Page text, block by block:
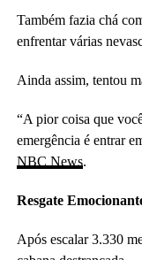
Também fazia chá
enfrentar várias
Ainda assim, tentou
“A pior coisa que
emergência é entrar
NBC News.
Resgate
Após escalar 3.330